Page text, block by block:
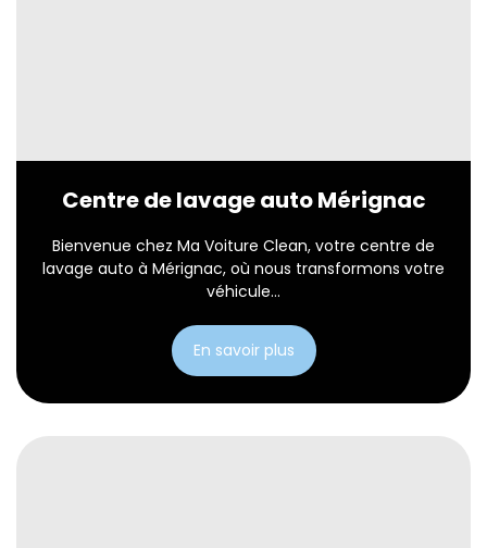
Centre de lavage auto Mérignac
Bienvenue chez Ma Voiture Clean, votre centre de
lavage auto à Mérignac, où nous transformons votre
véhicule...
En savoir plus